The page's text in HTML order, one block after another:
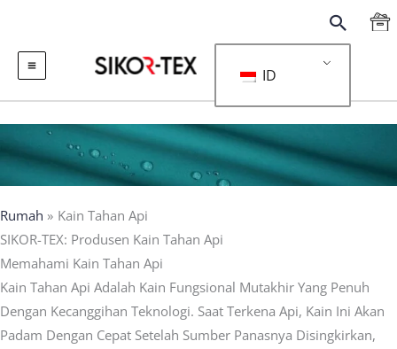
Konten
ID
Rumah
Kain Tahan Api
SIKOR-TEX: Produsen Kain Tahan Api
Memahami Kain Tahan Api
Kain Tahan Api Adalah Kain Fungsional Mutakhir Yang Penuh
Dengan Kecanggihan Teknologi. Saat Terkena Api, Kain Ini Akan
Padam Dengan Cepat Setelah Sumber Panasnya Disingkirkan,